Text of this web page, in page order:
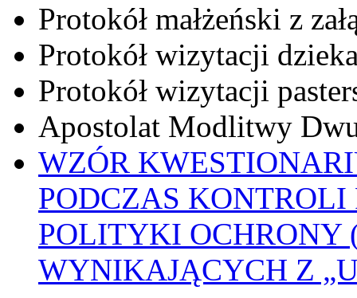
Protokół małżeński z
Protokół wizytacji
Protokół wizytacji
Apostolat Modlitwy
WZÓR
PODCZAS
POLITYKI OCHRONY
WYNIKAJĄCYCH Z